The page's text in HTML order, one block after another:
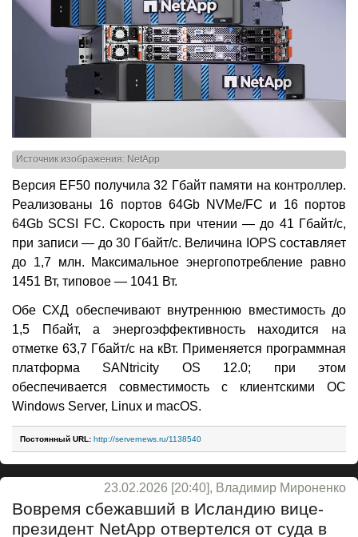
Источник изображения: NetApp
Версия EF50 получила 32 Гбайт памяти на контроллер.
Реализованы 16 портов 64Gb NVMe/FC и 16 портов
64Gb SCSI FC. Скорость при чтении — до 41 Гбайт/с,
при записи — до 30 Гбайт/с. Величина IOPS составляет
до 1,7 млн. Максимальное энергопотребление равно
1451 Вт, типовое — 1041 Вт.
Обе СХД обеспечивают внутреннюю вместимость до
1,5 Пбайт, а энергоэффективность находится на
отметке 63,7 Гбайт/с на кВт. Применяется программная
платформа SANtricity OS 12.0; при этом
обеспечивается совместимость с клиентскими ОС
Windows Server, Linux и macOS.
Постоянный URL: http://servernews.ru/1138540
23.02.2026 [20:40], Владимир Мироненко
Вовремя сбежавший в Исландию вице-
президент NetApp отвертелся от суда в